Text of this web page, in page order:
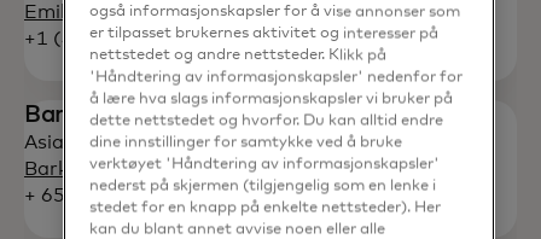
Emilija.Businskas@mastercard.com
+1 (437) 244-6282
Barkha Patel
Asia Pacific
Barkha.Patel@mastercard.com
+ 65 6390-6012
også informasjonskapsler for å vise annonser som
er tilpasset brukernes aktivitet og interesser på
nettstedet og andre nettsteder. Klikk på
'Håndtering av informasjonskapsler' nedenfor for
å lære hva slags informasjonskapsler vi bruker på
dette nettstedet og hvorfor. Du kan alltid endre
dine innstillinger for samtykke ved å bruke
verktøyet 'Håndtering av informasjonskapsler'
nederst på skjermen (tilgjengelig som en lenke i
stedet for en knapp på enkelte nettsteder). Her
kan du blant annet avvise noen eller alle